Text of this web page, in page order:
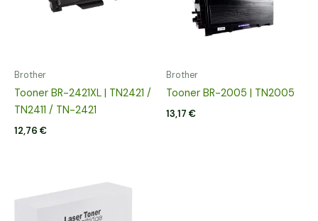
Brother
Tooner BR-2421XL | TN2421 /
TN2411 / TN-2421
12,76 €
Brother
Tooner BR-2005 | TN2005
13,17 €